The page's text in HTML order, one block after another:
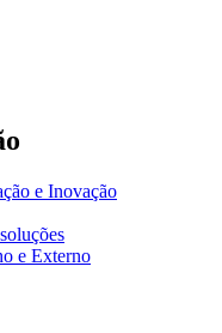
e Inovação
e Externo